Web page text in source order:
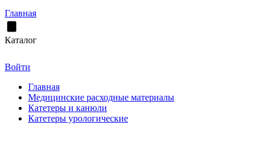
Главная
Каталог
Войти
Главная
Медицинские расходные материалы
Катетеры и канюли
Катетеры урологические